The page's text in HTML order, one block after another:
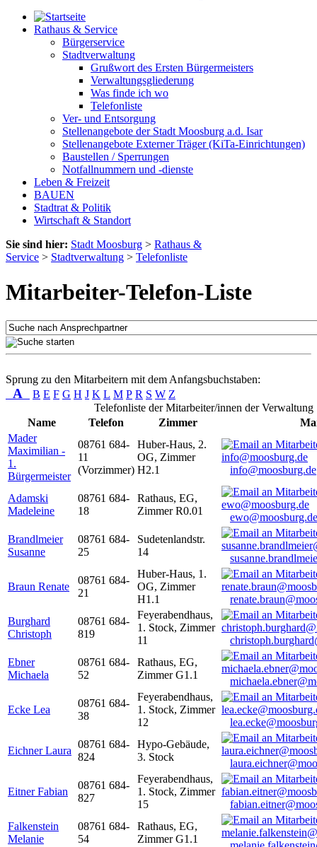
Rathaus & Service
Bürgerservice
Stadtverwaltung
Grußwort des Ersten Bürgermeisters
Verwaltungsgliederung
Was finde ich wo
Telefonliste
Ver- und Entsorgung
Stellenangebote der Stadt Moosburg a.d. Isar
Stellenangebote Externer Träger (KiTa-Einrichtungen)
Baustellen / Sperrungen
Notfallnummern und -dienste
Leben & Freizeit
BAUEN
Stadtrat & Politik
Wirtschaft & Standort
Sie sind hier: Stadt Moosburg > Rathaus &
Service > Stadtverwaltung > Telefonliste
Mitarbeiter-Telefon-Liste
Sprung zu den Mitarbeitern mit dem Anfangsbuchstaben:
A B E F G H J K L M P R S W Z
Telefonliste der Mitarbeiter/innen der Verwaltung
Name
Telefon Zimmer
Mader
Maximilian -
1.
Bürgermeister
08761 684-
11
(Vorzimmer)
Huber-Haus, 2.
OG, Zimmer
H2.1
info@moosburg.de
Adamski
Madeleine
08761 684-
18
Rathaus, EG,
Zimmer R0.01
ewo@moosburg.de
Brandlmeier
Susanne
08761 684-
25
Sudetenlandstr.
14
Braun Renate
08761 684-
21
Huber-Haus, 1.
OG, Zimmer
H1.1
Burghard
Christoph
08761 684-
819
Feyerabendhaus,
1. Stock, Zimmer
11
Ebner
Michaela
08761 684-
52
Rathaus, EG,
Zimmer G1.1
Ecke Lea
08761 684-
38
Feyerabendhaus,
1. Stock, Zimmer
12
Eichner Laura
08761 684-
824
Hypo-Gebäude,
3. Stock
Eitner Fabian
08761 684-
827
Feyerabendhaus,
1. Stock, Zimmer
15
Falkenstein
Melanie
08761 684-
54
Rathaus, EG,
Zimmer G1.1